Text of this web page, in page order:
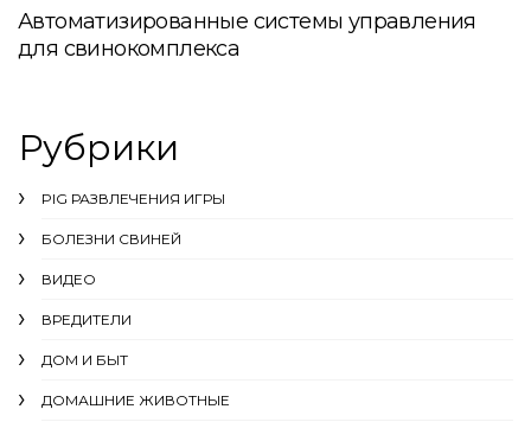
Автоматизированные системы управления
для свинокомплекса
Рубрики
PIG РАЗВЛЕЧЕНИЯ ИГРЫ
БОЛЕЗНИ СВИНЕЙ
ВИДЕО
ВРЕДИТЕЛИ
ДОМ И БЫТ
ДОМАШНИЕ ЖИВОТНЫЕ